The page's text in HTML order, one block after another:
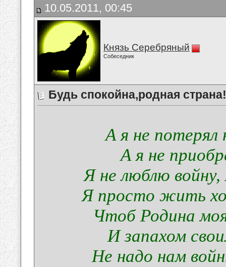
10.05.2011, 00:45
Князь Серебряный
Собеседник
Будь спокойна,родная страна!
А я не потерял
А я не
Я не люблю
Я просто жить
Чтоб Родина
И запахом
Не надо нам